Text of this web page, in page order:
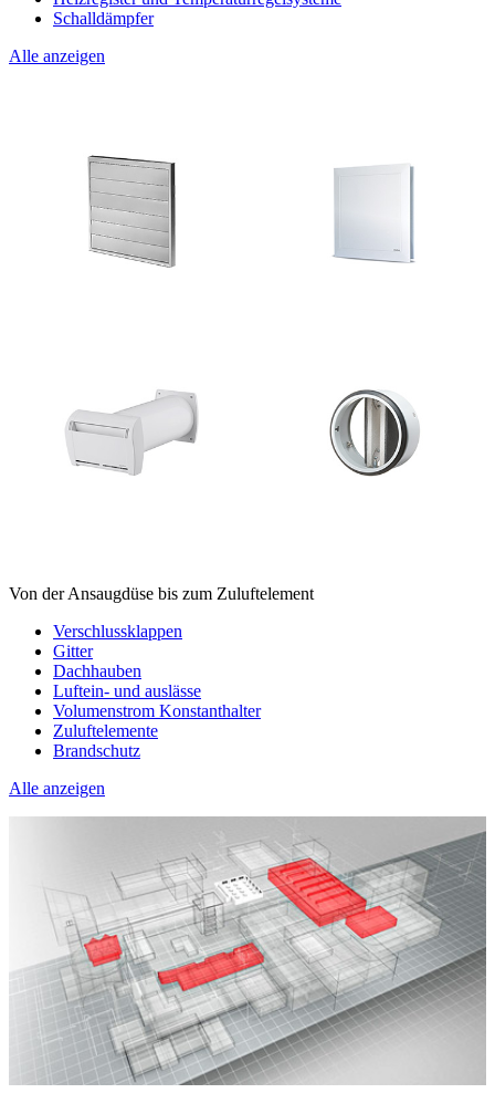
Schalldämpfer
Alle anzeigen
Von der Ansaugdüse bis zum Zuluftelement
Verschlussklappen
Gitter
Dachhauben
Luftein- und auslässe
Volumenstrom Konstanthalter
Zuluftelemente
Brandschutz
Alle anzeigen